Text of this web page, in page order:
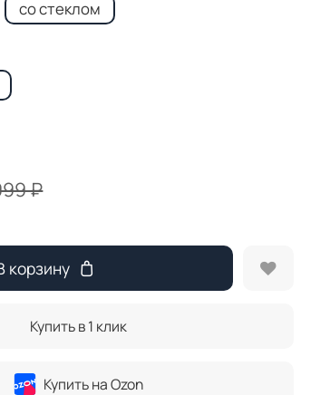
со стеклом
₽
корзину
Купить в 1 клик
Купить на Ozon